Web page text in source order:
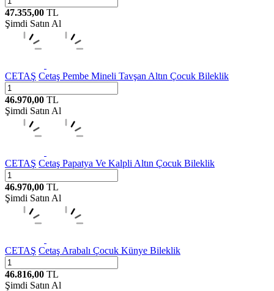
47.355,00 TL
Şimdi Satın Al
CETAŞ Cetaş Pembe Mineli Tavşan Altın Çocuk Bileklik
46.970,00 TL
Şimdi Satın Al
CETAŞ Cetaş Papatya Ve Kalpli Altın Çocuk Bileklik
46.970,00 TL
Şimdi Satın Al
CETAŞ Cetaş Arabalı Çocuk Künye Bileklik
46.816,00 TL
Şimdi Satın Al